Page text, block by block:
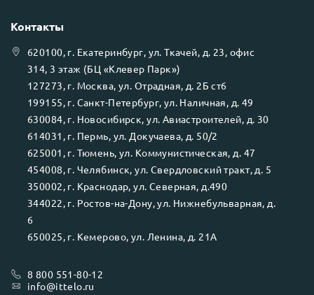
Контакты
620100, г. Екатеринбург, ул.Ткачей, д. 23, офис
314, 3 этаж (БЦ «Клевер Парк»)
127273, г. Москва, ул. Отрадная, д. 2Б ст6
199155, г. Санкт-Петербург, ул. Наличная, д. 49
630084, г. Новосибирск, ул. Авиастроителей, д. 30
614031 , г. Пермь, ул. Докучаева, д. 50/2
625001 , г. Тюмень, ул. Коммунистическая, д. 47
454008, г. Челябинск, ул. Свердловский тракт, д. 5
350002, г. Краснодар, ул. Северная, д.490
344022, г. Ростов-на-Дону, ул. Нижнебульварная, д.
6
650025, г. Кемерово, ул. Ленина, д. 21А
8 800 551-80-12
info@ittelo.ru